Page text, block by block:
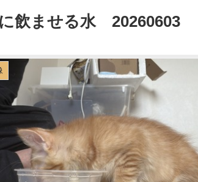
飲ませる水 20260603